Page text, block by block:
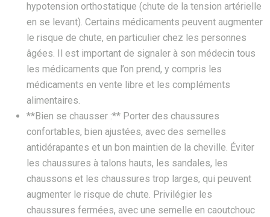
hypotension orthostatique (chute de la tension artérielle
en se levant). Certains médicaments peuvent augmenter
le risque de chute, en particulier chez les personnes
âgées. Il est important de signaler à son médecin tous
les médicaments que l’on prend, y compris les
médicaments en vente libre et les compléments
alimentaires.
**Bien se chausser :** Porter des chaussures
confortables, bien ajustées, avec des semelles
antidérapantes et un bon maintien de la cheville. Éviter
les chaussures à talons hauts, les sandales, les
chaussons et les chaussures trop larges, qui peuvent
augmenter le risque de chute. Privilégier les
chaussures fermées, avec une semelle en caoutchouc